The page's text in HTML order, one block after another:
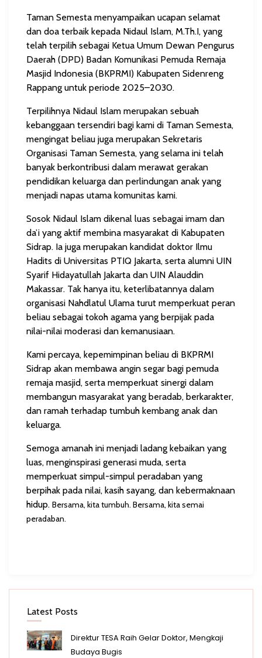
Taman Semesta menyampaikan ucapan selamat
dan doa terbaik kepada Nidaul Islam, M.Th.I, yang
telah terpilih sebagai Ketua Umum Dewan Pengurus
Daerah (DPD) Badan Komunikasi Pemuda Remaja
Masjid Indonesia (BKPRMI) Kabupaten Sidenreng
Rappang untuk periode 2025–2030.
Terpilihnya Nidaul Islam merupakan sebuah
kebanggaan tersendiri bagi kami di Taman Semesta,
mengingat beliau juga merupakan Sekretaris
Organisasi Taman Semesta, yang selama ini telah
banyak berkontribusi dalam merawat gerakan
pendidikan keluarga dan perlindungan anak yang
menjadi napas utama komunitas kami.
Sosok Nidaul Islam dikenal luas sebagai imam dan
da’i yang aktif membina masyarakat di Kabupaten
Sidrap. Ia juga merupakan kandidat doktor Ilmu
Hadits di Universitas PTIQ Jakarta, serta alumni UIN
Syarif Hidayatullah Jakarta dan UIN Alauddin
Makassar. Tak hanya itu, keterlibatannya dalam
organisasi Nahdlatul Ulama turut memperkuat peran
beliau sebagai tokoh agama yang berpijak pada
nilai-nilai moderasi dan kemanusiaan.
Kami percaya, kepemimpinan beliau di BKPRMI
Sidrap akan membawa angin segar bagi pemuda
remaja masjid, serta memperkuat sinergi dalam
membangun masyarakat yang beradab, berkarakter,
dan ramah terhadap tumbuh kembang anak dan
keluarga.
Semoga amanah ini menjadi ladang kebaikan yang
luas, menginspirasi generasi muda, serta
memperkuat simpul-simpul peradaban yang
berpihak pada nilai, kasih sayang, dan kebermaknaan
hidup. Bersama, kita tumbuh. Bersama, kita semai
peradaban.
Latest Posts
Direktur TESA Raih Gelar Doktor, Mengkaji
Budaya Bugis